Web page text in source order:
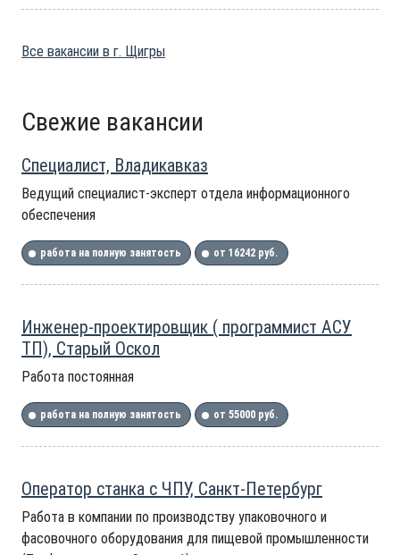
Все вакансии в г. Щигры
Свежие вакансии
Специалист, Владикавказ
Ведущий специалист-эксперт отдела информационного
обеспечения
работа на полную занятость от 16242 руб.
Инженер-проектировщик ( программист АСУ
ТП), Старый Оскол
Работа постоянная
работа на полную занятость от 55000 руб.
Оператор станка с ЧПУ, Санкт-Петербург
Работа в компании по производству упаковочного и
фасовочного оборудования для пищевой промышленности